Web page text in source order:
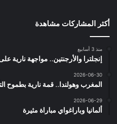
أكثر المشاركات مشاهدة
منذ 3 أسابيع
إنجلترا والأرجنتين.. مواجهة نارية على
2026-06-30
المغرب وهولندا.. قمة نارية بطموح
2026-06-29
ألمانيا وباراغواي مباراة مثيرة